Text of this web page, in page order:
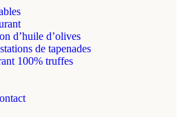
d’huile d’olives
de tapenades
100% truffes